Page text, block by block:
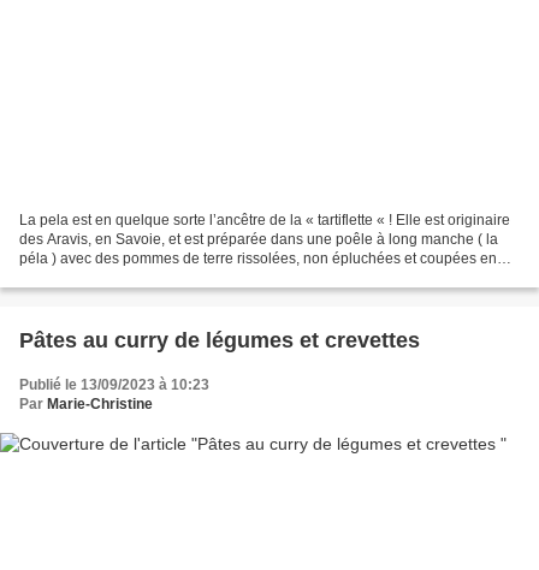
La pela est en quelque sorte l’ancêtre de la « tartiflette « ! Elle est originaire
des Aravis, en Savoie, et est préparée dans une poêle à long manche ( la
péla ) avec des pommes de terre rissolées, non épluchées et coupées en
Pâtes au curry de légumes et crevettes
Publié le 13/09/2023 à 10:23
Par Marie-Christine